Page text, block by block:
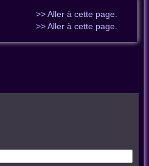
>> Aller à cette page.
>> Aller à cette page.